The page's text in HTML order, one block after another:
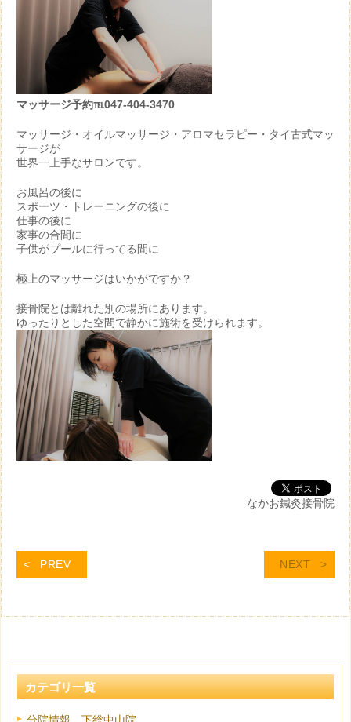
マッサージ予約℡047-404-3470
マッサージ・オイルマッサージ・アロマセラピー・タイ古式マッ
サージが
世界一上手なサロンです。
お風呂の後に
スポーツ・トレーニングの後に
仕事の後に
家事の合間に
子供がプールに行ってる間に
極上のマッサージはいかがですか？
接骨院とは離れた別の場所にあります。
ゆったりとした空間で静かに施術を受けられます。
なかお鍼灸接骨院
PREV NEXT
カテゴリ一覧